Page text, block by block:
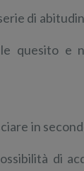
di
quesito e
in
di